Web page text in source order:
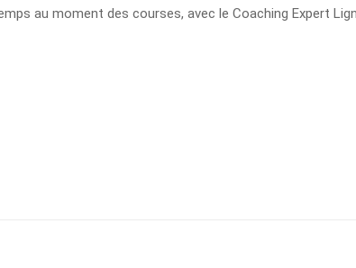
au moment des courses, avec le Coaching Expert